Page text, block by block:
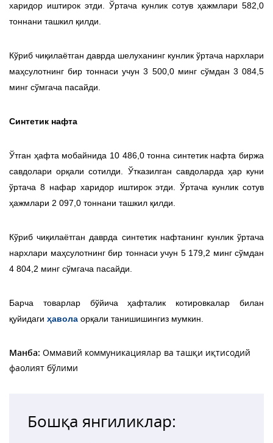
харидор иштирок этди. Ўртача кунлик сотув ҳажмлари 582,0
тоннани ташкил қилди.
Кўриб чиқилаётган даврда шелуханинг кунлик ўртача нархлари
маҳсулотнинг бир тоннаси учун 3 500,0 минг сўмдан 3 084,5
минг сўмгача пасайди.
Синтетик нафта
Ўтган ҳафта мобайнида 10 486,0 тонна синтетик нафта биржа
савдолари орқали сотилди. Ўтказилган савдоларда ҳар куни
ўртача 8 нафар харидор иштирок этди. Ўртача кунлик сотув
ҳажмлари 2 097,0 тоннани ташкил қилди.
Кўриб чиқилаётган даврда синтетик нафтанинг кунлик ўртача
нархлари маҳсулотнинг бир тоннаси учун 5 179,2 минг сўмдан
4 804,2 минг сўмгача пасайди.
Барча товарлар бўйича ҳафталик котировкалар билан
қуйидаги ҳавола орқали танишишингиз мумкин.
Манба: Оммавий коммуникациялар ва ташқи иқтисодий
фаолият бўлими
Бошқа янгиликлар: